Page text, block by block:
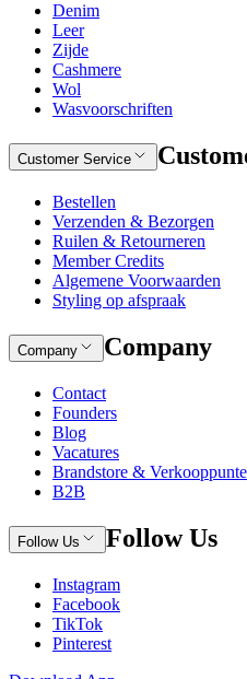
Denim
Leer
Zijde
Cashmere
Wol
Wasvoorschriften
Customer Service
Bestellen
Verzenden & Bezorgen
Ruilen & Retourneren
Member Credits
Algemene Voorwaarden
Styling op afspraak
Company Company
Contact
Founders
Blog
Vacatures
Brandstore &
B2B
Follow Us Follow Us
Instagram
Facebook
TikTok
Pinterest